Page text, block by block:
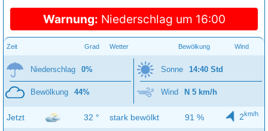
Warnung: Niederschlag um 16:00
Zeit Grad Wetter Bewölkung Wind
Niederschlag 0%
Bewölkung 44%
Sonne 14:40 Std
Wind N 5 km/h
Jetzt 32 ° stark bewölkt 91 % 2km/h